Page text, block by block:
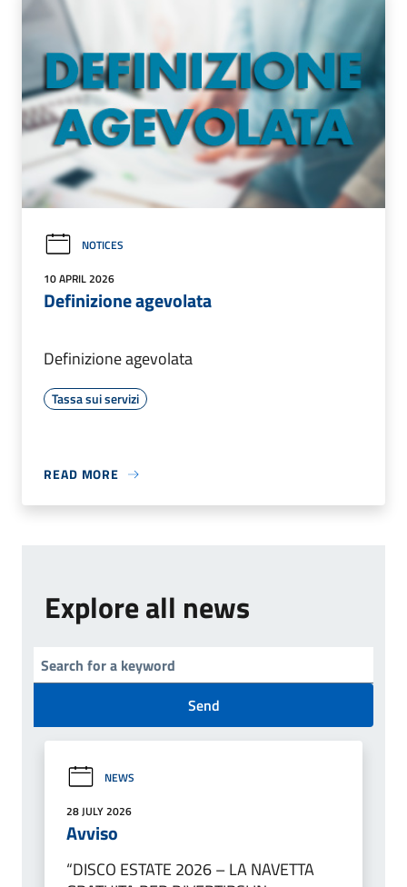
NOTICES
10 APRIL 2026
Definizione agevolata
Definizione agevolata
Tassa sui servizi
READ MORE
Explore all news
Send
NEWS
28 JULY 2026
Avviso
“DISCO ESTATE 2026 – LA NAVETTA